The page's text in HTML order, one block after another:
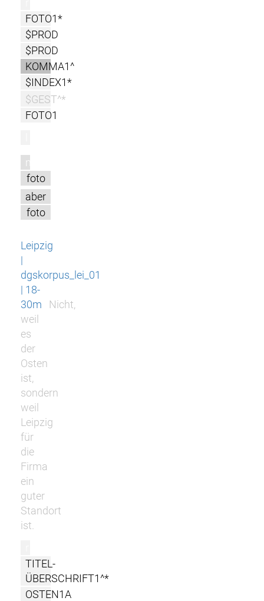
FOTO1*
$PROD
$PROD
KOMMA1^
$INDEX1*
$GEST^*
FOTO1
m
foto
aber
foto
Leipzig
|
dgskorpus_lei_01
| 18-
30m
Nicht,
weil
es
der
Osten
ist,
sondern
weil
Leipzig
für
die
Firma
ein
guter
Standort
ist.
TITEL-
ÜBERSCHRIFT1^*
OSTEN1A